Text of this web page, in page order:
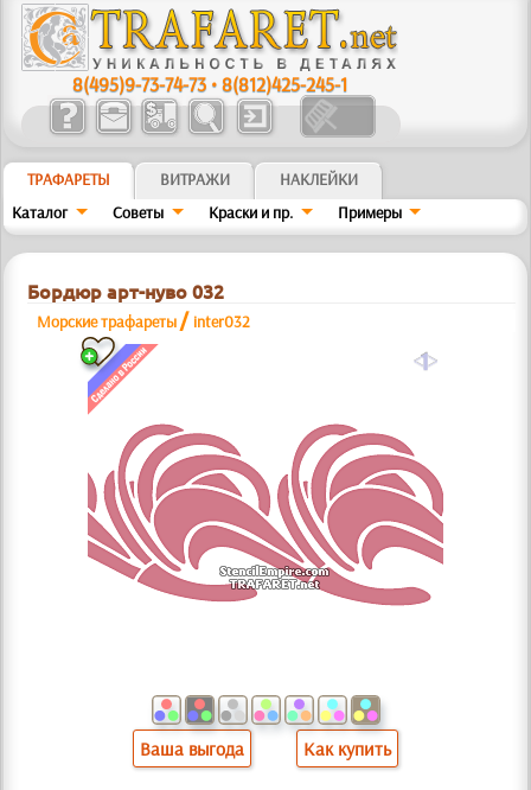
8(495)9-73-74-73 •8(812)425-245-1
ТРАФАРЕТЫ ВИТРАЖИ
НАКЛЕЙКИ
Каталог
Советы Краски и пр. Примеры
Бордюр арт-нуво 032
Морские трафареты / inter032
a
Ваша выгода Как купить